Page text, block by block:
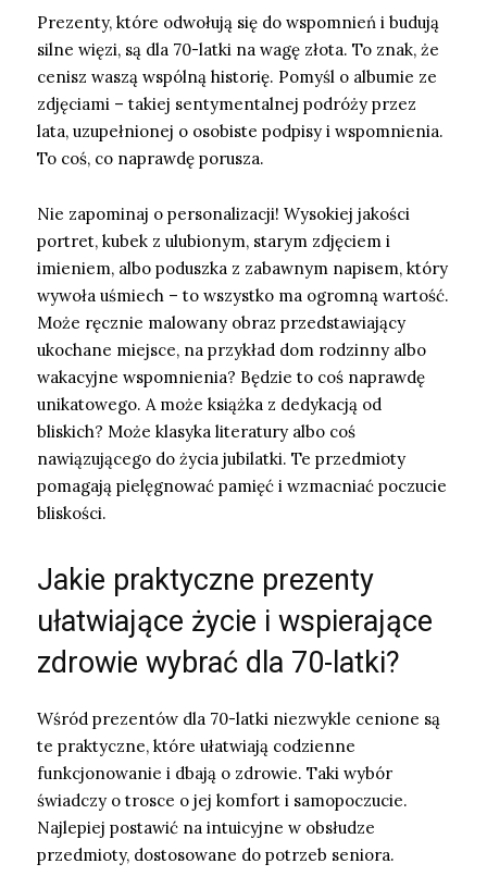
Prezenty, które odwołują się do wspomnień i budują
silne więzi, są dla 70-latki na wagę złota. To znak, że
cenisz waszą wspólną historię. Pomyśl o albumie ze
zdjęciami – takiej sentymentalnej podróży przez
lata, uzupełnionej o osobiste podpisy i wspomnienia.
To coś, co naprawdę porusza.
Nie zapominaj o personalizacji! Wysokiej jakości
portret, kubek z ulubionym, starym zdjęciem i
imieniem, albo poduszka z zabawnym napisem, który
wywoła uśmiech – to wszystko ma ogromną wartość.
Może ręcznie malowany obraz przedstawiający
ukochane miejsce, na przykład dom rodzinny albo
wakacyjne wspomnienia? Będzie to coś naprawdę
unikatowego. A może książka z dedykacją od
bliskich? Może klasyka literatury albo coś
nawiązującego do życia jubilatki. Te przedmioty
pomagają pielęgnować pamięć i wzmacniać poczucie
bliskości.
Jakie praktyczne prezenty
ułatwiające życie i wspierające
zdrowie wybrać dla 70-latki?
Wśród prezentów dla 70-latki niezwykle cenione są
te praktyczne, które ułatwiają codzienne
funkcjonowanie i dbają o zdrowie. Taki wybór
świadczy o trosce o jej komfort i samopoczucie.
Najlepiej postawić na intuicyjne w obsłudze
przedmioty, dostosowane do potrzeb seniora.